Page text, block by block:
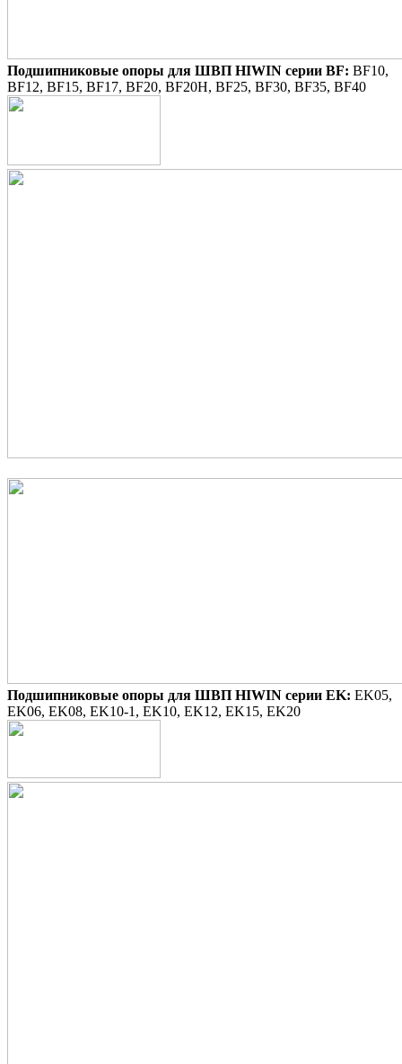
Подшипниковые опоры для ШВП HIWIN серии BF: BF10,
BF12, BF15, BF17, BF20, BF20H, BF25, BF30, BF35, BF40
Подшипниковые опоры для ШВП HIWIN серии EK: EK05,
EK06, EK08, EK10-1, EK10, EK12, EK15, EK20